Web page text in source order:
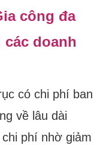
công đa
doanh
có chi phí ban
về lâu dài
phí nhờ giảm